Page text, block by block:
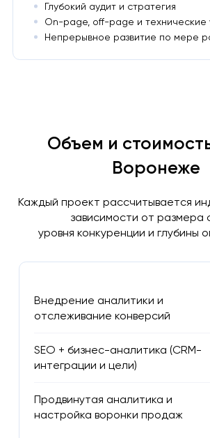
Глубокий аудит и стратегия
On-page, off-page и технические
Непрерывное развитие по мере
Объем и
Воронеже
Каждый проект рассчитывается
зависимости от размера
уровня конкуренции и глубины
Внедрение аналитики и
отслеживание конверсий
SEO + бизнес-аналитика (CRM-
интеграции и цели)
Продвинутая аналитика и
настройка воронки продаж